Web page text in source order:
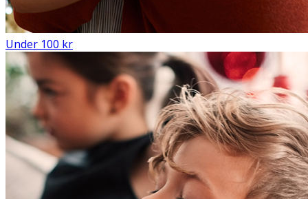
Under 100 kr